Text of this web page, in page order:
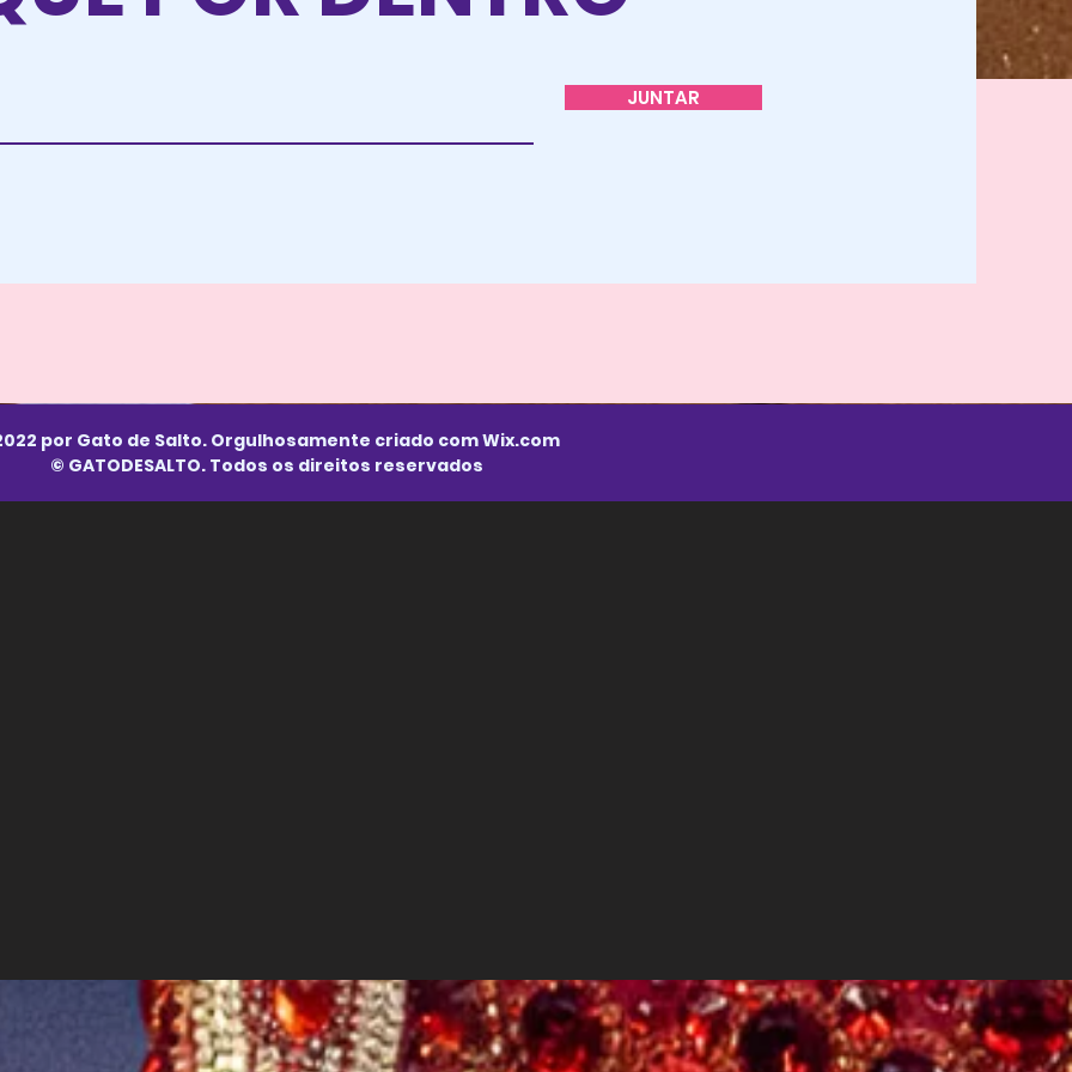
JUNTAR
por Gato de Salto. Orgulhosamente criado comWix.com
© GATODESALTO. Todos os direitos reservados